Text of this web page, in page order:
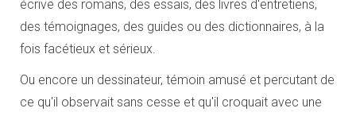
écrive des romans, des essais, des livres d'entretiens,
des témoignages, des guides ou des dictionnaires, à la
fois facétieux et sérieux.
Ou encore un dessinateur, témoin amusé et percutant de
ce qu'il observait sans cesse et qu'il croquait avec une